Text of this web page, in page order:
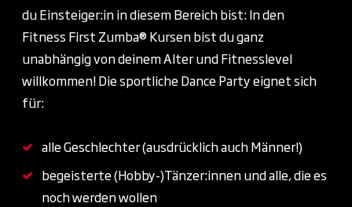
du Einsteiger:in in diesem Bereich bist: In den
Fitness First Zumba® Kursen bist du ganz
unabhängig von deinem Alter und Fitnesslevel
willkommen! Die sportliche Dance Party eignet sich
für:
alle Geschlechter (ausdrücklich auch Männer!)
begeisterte (Hobby-)Tänzer:innen und alle, die es
noch werden wollen